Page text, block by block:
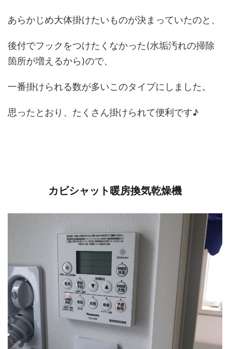
あらかじめ大体掛けたいものが決まっていたのと、
後付でフックをつけたくなかった(水垢汚れの掃除
箇所が増えるから)ので、
一番掛けられる数が多いこのタイプにしました。
思ったとおり、たくさん掛けられて便利です♪
カビシャット暖房換気乾燥機